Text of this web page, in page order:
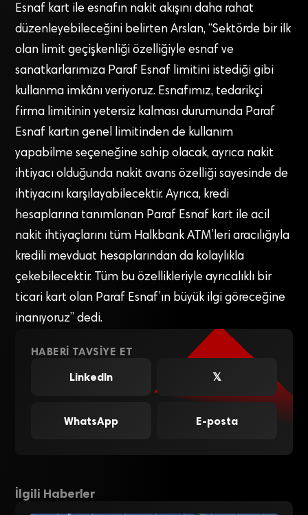
Esnaf kart ile esnafın nakit akışını daha rahat
düzenleyebileceğini belirten Arslan, “Sektörde bir ilk
olan limit geçişkenliği özelliğiyle esnaf ve
sanatkarlarımıza Paraf Esnaf limitini istediği gibi
kullanma imkânı veriyoruz. Esnafımız, tedarikçi
firma limitinin yetersiz kalması durumunda Paraf
Esnaf kartın genel limitinden de kullanım
yapabilme seçeneğine sahip olacak, ayrıca nakit
ihtiyacı olduğunda nakit avans özelliği sayesinde de
ihtiyacını karşılayabilecektir. Ayrıca, kredi
hesaplarına tanımlanan Paraf Esnaf kart ile acil
nakit ihtiyaçlarını tüm Halkbank ATM’leri aracılığıyla
kredili mevduat hesaplarından da kolaylıkla
çekebilecektir. Tüm bu özellikleriyle ayrıcalıklı bir
ticari kart olan Paraf Esnaf’ın büyük ilgi göreceğine
inanıyoruz” dedi.
HABERI TAVSIYE ET
LinkedIn
𝕏
WhatsApp E-posta
İlgili Haberler